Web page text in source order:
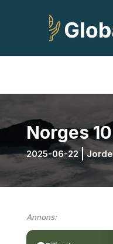
Norges
2025-06-22
Annons: